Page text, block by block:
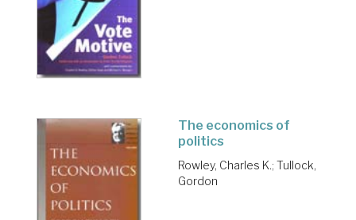
The economics of
politics
Rowley, Charles K.; Tullock,
Gordon